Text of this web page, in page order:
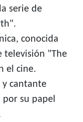
serie de
conocida
televisión "The
el cine.
y cantante
por su papel